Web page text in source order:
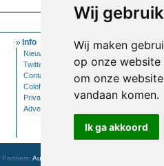
Wij
Wij maken
op onze website
om onze
vandaan komen.
Ik ga akkoord
Info
Nieuwsbrief
Twitter
Contact
Colofon
Privacy
Adverteren
Mijn
Inloggen
Partners: Autowereld.com